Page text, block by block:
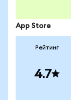
App Store
Рейтинг
4.7